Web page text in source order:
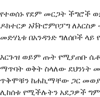
የተወሰኑ የደም መርጋት ችግሮች
ዶክተርዎ አቫትሮምቦፓግ
መድሃኒቱ በአንዳንድ ግለሰቦች
እርጉዝ ወይም ጡት የሚያጠቡ
ማጥባት ወቅት ስላለው ደህንነት
ጥቅሞቹን ከሐኪማቸው ጋር
ሊከሰቱ የሚችሉትን አደጋዎች